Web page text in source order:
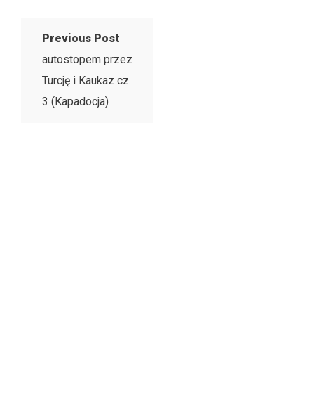
Previous Post
autostopem przez
Turcję i Kaukaz cz.
3 (Kapadocja)